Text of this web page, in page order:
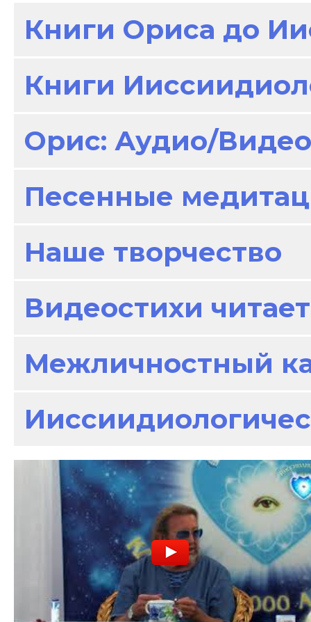
Книги Ориса до
Книги
Орис: Аудио/
Песенные
Наше творчество
Видеостихи
Межличностный